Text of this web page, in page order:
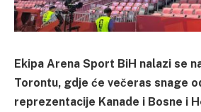
Ekipa Arena Sport BiH nalazi se
Torontu, gdje će večeras snage
reprezentacije Kanade i Bosne i